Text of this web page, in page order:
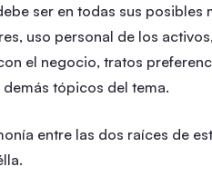
ser en todas sus
uso personal de los
el negocio, tratos
tópicos del tema.
entre las dos raíces de